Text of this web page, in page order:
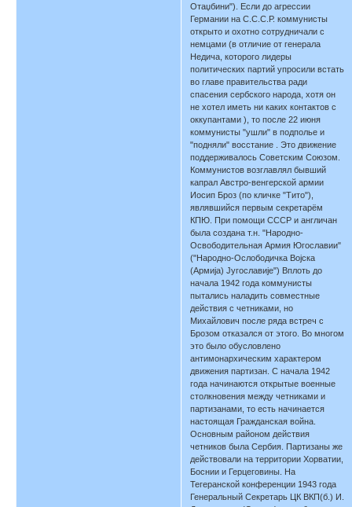
Отаџбини"). Если до агрессии
Германии на С.С.С.Р. коммунисты
открыто и охотно сотрудничали с
немцами (в отличие от генерала
Недича, которого лидеры
политических партий упросили встать
во главе правительства ради
спасения сербского народа, хотя он
не хотел иметь ни каких контактов с
оккупантами ), то после 22 июня
коммунисты "ушли" в подполье и
"подняли" восстание . Это движение
поддерживалось Советским Союзом.
Коммунистов возглавлял бывший
капрал Австро-венгерской армии
Иосип Броз (по кличке "Тито"),
являвшийся первым секретарём
КПЮ. При помощи СССР и англичан
была создана т.н. "Народно-
Освободительная Армия Югославии"
("Народно-Ослободичка Воjска
(Армиja) Jугославиjе") Вплоть до
начала 1942 года коммунисты
пытались наладить совместные
действия с четниками, но
Михайлович после ряда встреч с
Брозом отказался от этого. Во многом
это было обусловлено
антимонархическим характером
движения партизан. С начала 1942
года начинаются открытые военные
столкновения между четниками и
партизанами, то есть начинается
настоящая Гражданская война.
Основным районом действия
четников была Сербия. Партизаны же
действовали на территории Хорватии,
Боснии и Герцеговины. На
Тегеранской конференции 1943 года
Генеральный Секретарь ЦК ВКП(б.) И.